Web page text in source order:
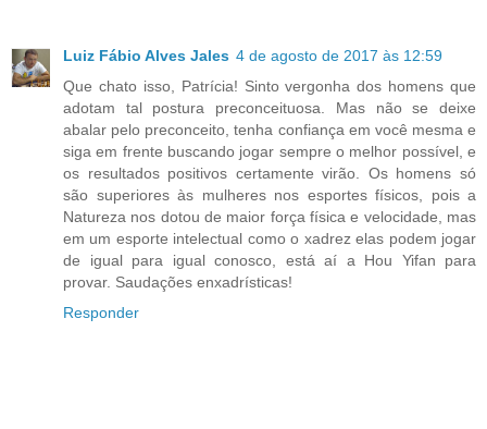
Luiz Fábio Alves Jales 4 de agosto de 2017 às 12:59
Que chato isso, Patrícia! Sinto vergonha dos homens que
adotam tal postura preconceituosa. Mas não se deixe
abalar pelo preconceito, tenha confiança em você mesma e
siga em frente buscando jogar sempre o melhor possível, e
os resultados positivos certamente virão. Os homens só
são superiores às mulheres nos esportes físicos, pois a
Natureza nos dotou de maior força física e velocidade, mas
em um esporte intelectual como o xadrez elas podem jogar
de igual para igual conosco, está aí a Hou Yifan para
provar. Saudações enxadrísticas!
Responder